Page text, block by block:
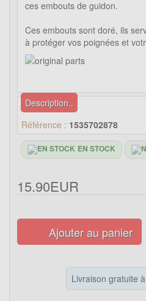
ces embouts de guidon.
Ces embouts sont doré, ils
à protéger vos poignées et
Description..
Référence : 1535702878
EN STOCK
15.90EUR
Ajouter au panier
Livraison gratuite